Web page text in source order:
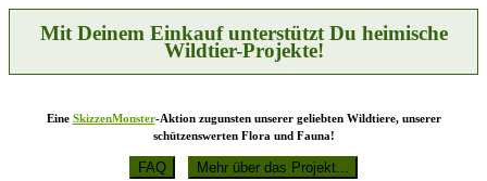
Mit Deinem Einkauf unterstützt Du heimische
Wildtier-Projekte!
Eine SkizzenMonster-Aktion zugunsten unserer geliebten Wildtiere, unserer
schützenswerten Flora und Fauna!